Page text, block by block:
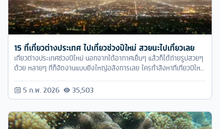
15 ที่เที่ยวต่างประเทศ ไปเที่ยวช่วงปีใหม่ สวยนะไปเที่ยวเลย
เที่ยวต่างประเทศช่วงปีใหม่ นอกจากได้อากาศเย็นๆ แล้วก็ได้ถ่ายรูปสวยๆ
ด้วย หลายๆ ที่ก็จัดงานแบบยิ่งใหญ่อลังการเลย ใครกำลังหาที่เที่ยวปีใหม่
5 ก.พ. 2026 35,503